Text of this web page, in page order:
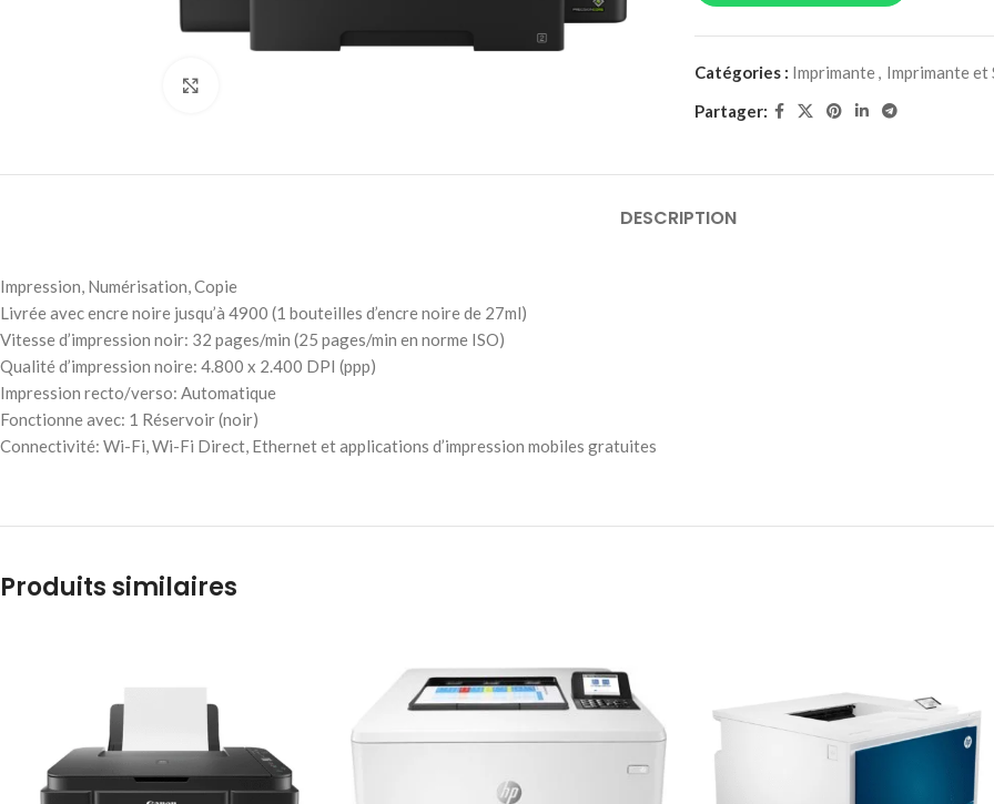
Catégories : Imprimante
Imprimante et
Partager:
DESCRIPTION
Impression, Numérisation, Copie
Livrée avec encre noire jusqu’à 4900 (1 bouteilles d’encre noire de 27ml)
Vitesse d’impression noir: 32 pages/min (25 pages/min en norme ISO)
Qualité d’impression noire: 4.800 x 2.400 DPI (ppp)
Impression recto/verso: Automatique
Fonctionne avec: 1 Réservoir (noir)
Connectivité: Wi-Fi, Wi-Fi Direct, Ethernet et applications d’impression mobiles gratuites
Produits similaires